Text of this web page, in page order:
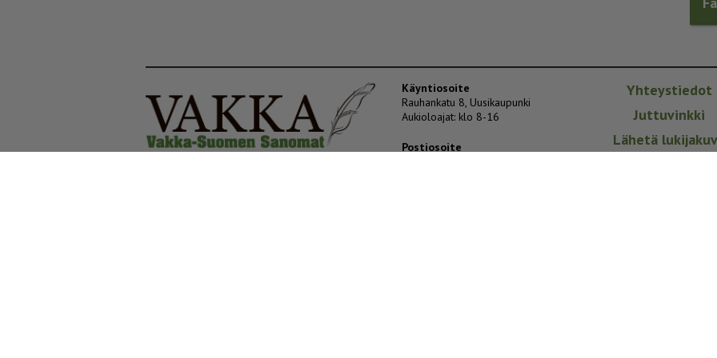
Käyntiosoite
Rauhankatu 8, Uusikaupunki
Aukioloajat: klo 8-16
Postiosoite
Yhteystiedot
Juttuvinkki
Lähetä